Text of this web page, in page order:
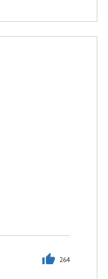
264